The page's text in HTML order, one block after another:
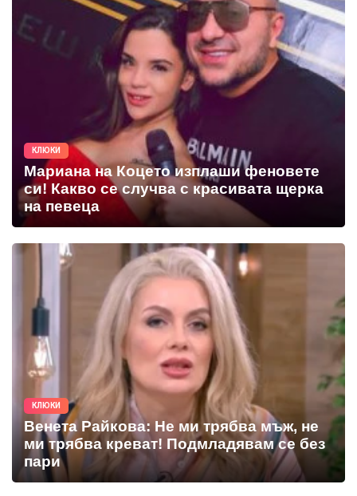
КЛЮКИ
Мариана на Коцето изплаши феновете
си! Какво се случва с красивата щерка
на певеца
КЛЮКИ
Венета Райкова: Не ми трябва мъж, не
ми трябва креват! Подмладявам се без
пари